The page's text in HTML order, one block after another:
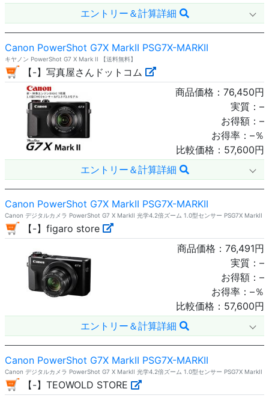
エントリー＆計算詳細
Canon PowerShot G7X MarkII PSG7X-MARKII
キヤノン PowerShot G7 X Mark II 【送料無料】
【-】写真屋さんドットコム
商品価格： 76,450円
実質： –
お得額： –
お得率： –％
比較価格： 57,600円
エントリー＆計算詳細
Canon PowerShot G7X MarkII PSG7X-MARKII
Canon デジタルカメラ PowerShot G7 X MarkII 光学4.2倍ズーム 1.0型センサー PSG7X MarkII
【-】figaro store
商品価格： 76,491円
実質： –
お得額： –
お得率： –％
比較価格： 57,600円
エントリー＆計算詳細
Canon PowerShot G7X MarkII PSG7X-MARKII
Canon デジタルカメラ PowerShot G7 X MarkII 光学4.2倍ズーム 1.0型センサー PSG7X MarkII
【-】TEOWOLD STORE